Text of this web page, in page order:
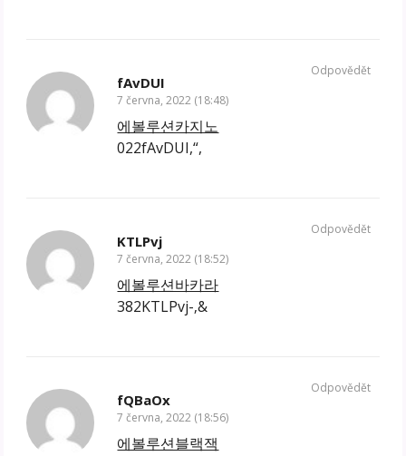
fAvDUI
7 června, 2022 (18:48)
에볼루션카지노
022fAvDUI,“,
Odpovědět
KTLPvj
7 června, 2022 (18:52)
에볼루션바카라
382KTLPvj-‚&
Odpovědět
fQBaOx
7 června, 2022 (18:56)
에볼루션블랙잭
Odpovědět